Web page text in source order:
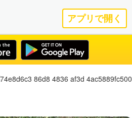
アプリで開く